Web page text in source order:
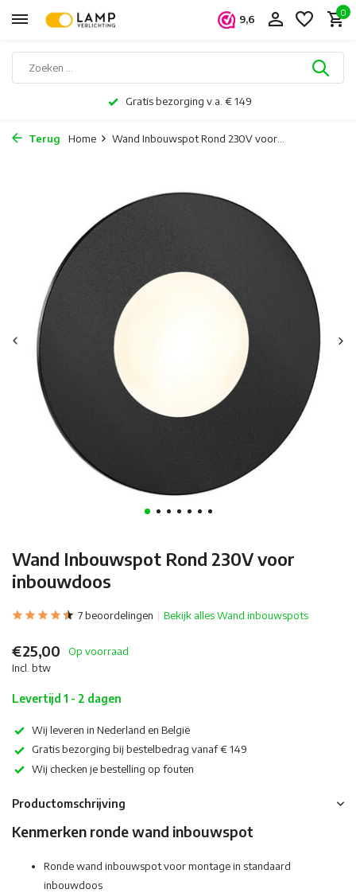
9,6
0
Gratis bezorging v.a. € 149
Terug Home Wand Inbouwspot Rond 230V voor...
Wand Inbouwspot Rond 230V voor
inbouwdoos
7 beoordelingen Bekijk alles Wand inbouwspots
€25,00
Op voorraad
Incl. btw
Levertijd 1 - 2 dagen
Wij leveren in Nederland en België
Gratis bezorging bij bestelbedrag vanaf € 149
Wij checken je bestelling op fouten
Productomschrijving
Kenmerken ronde wand inbouwspot
Ronde wand inbouwspot voor montage in standaard
inbouwdoos